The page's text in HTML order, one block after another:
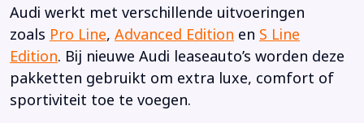
Audi werkt met verschillende uitvoeringen
zoals Pro Line, Advanced Edition en S Line
Edition. Bij nieuwe Audi leaseauto’s worden deze
pakketten gebruikt om extra luxe, comfort of
sportiviteit toe te voegen.